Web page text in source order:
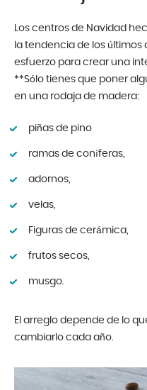
Los centros de Navidad
la tendencia de los últimos
esfuerzo para crear una
**Sólo tienes que poner
en una rodaja de madera:
piñas de pino
ramas de coníferas,
adornos,
velas,
Figuras de cerámica,
frutos secos,
musgo.
El arreglo depende de lo
cambiarlo cada año.